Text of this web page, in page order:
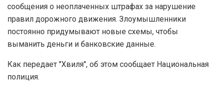
сообщения о неоплаченных штрафах за нарушение
правил дорожного движения. Злоумышленники
постоянно придумывают новые схемы, чтобы
выманить деньги и банковские данные.
Как передает "Хвиля", об этом сообщает Национальная
полиция.